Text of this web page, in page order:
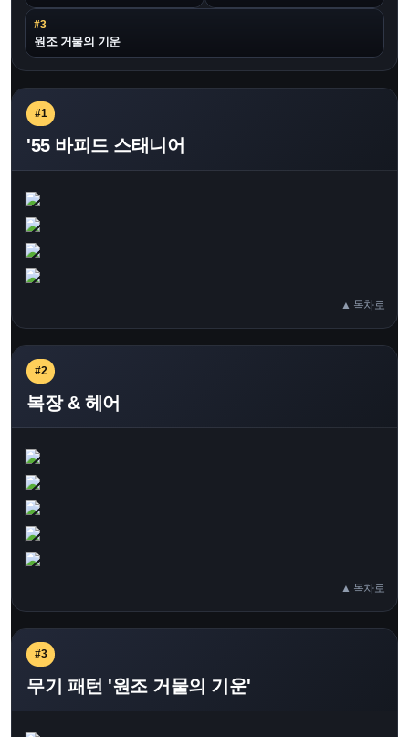
#3
원조 거물의 기운
#1
'55 바피드 스태니어
▲ 목차로
#2
복장 & 헤어
▲ 목차로
#3
무기 패턴 '원조 거물의 기운'